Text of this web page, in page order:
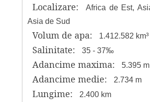
Localizare:
Africa de Est,
Asia de Sud
Volum de apa: 1.412.582 km³
Salinitate: 35 - 37‰
Adancime maxima: 5.395 m
Adancime medie: 2.734 m
Lungime: 2.400 km